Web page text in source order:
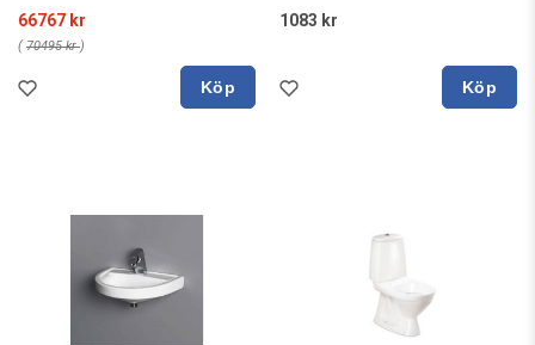
66767 kr
( 70495 kr)
Köp
1083 kr
Köp